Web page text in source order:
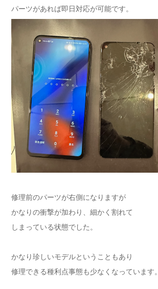
パーツがあれば即日対応が可能です。
修理前のパーツが右側になりますが
かなりの衝撃が加わり、細かく割れて
しまっている状態でした。
かなり珍しいモデルということもあり
修理できる種利点事態も少なくなっています。